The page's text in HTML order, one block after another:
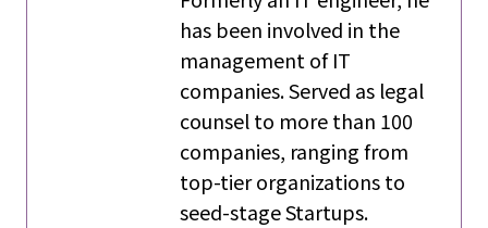
has been involved in the
management of IT
companies. Served as legal
counsel to more than 100
companies, ranging from
top-tier organizations to
seed-stage Startups.